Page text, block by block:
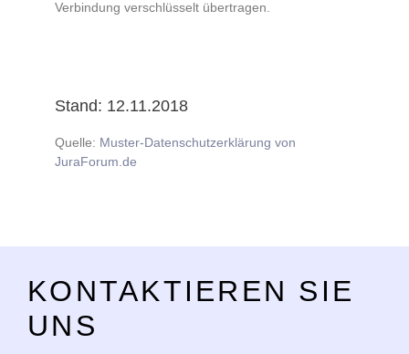
Verbindung verschlüsselt übertragen.
Stand: 12.11.2018
Quelle: Muster-Datenschutzerklärung von
JuraForum.de
KONTAKTIEREN SIE
UNS